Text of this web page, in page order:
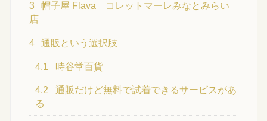
3
帽子屋 Flava コレットマーレみなとみらい
店
4 通販という選択肢
4.1 時谷堂百貨
4.2
通販だけど無料で試着できるサービスがあ
る